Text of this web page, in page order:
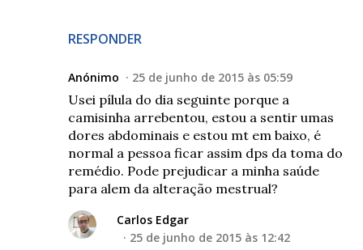
RESPONDER
Anónimo 25 de junho de 2015 às 05:59
Usei pílula do dia seguinte porque a
camisinha arrebentou, estou a sentir umas
dores abdominais e estou mt em baixo, é
normal a pessoa ficar assim dps da toma do
remédio. Pode prejudicar a minha saúde
para alem da alteração mestrual?
Carlos Edgar
25 de junho de 2015 às 12:42